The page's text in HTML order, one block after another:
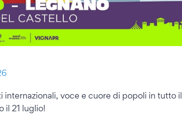
voce e cuore di popoli in tutto il
il 21 luglio!